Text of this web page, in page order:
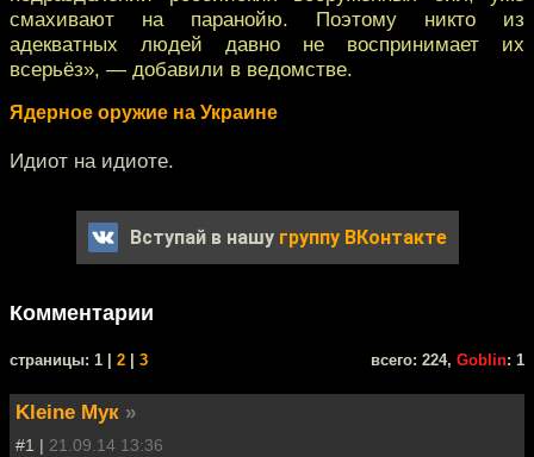
смахивают на паранойю. Поэтому никто из
адекватных людей давно не воспринимает их
всерьёз», — добавили в ведомстве.
Ядерное оружие на Украине
Идиот на идиоте.
Вступай в нашу группу ВКонтакте
Комментарии
cтраницы: 1 | 2 3 всего: 224, Goblin: 1
Kleine Мук »
#1 | 21.09.14 13:36